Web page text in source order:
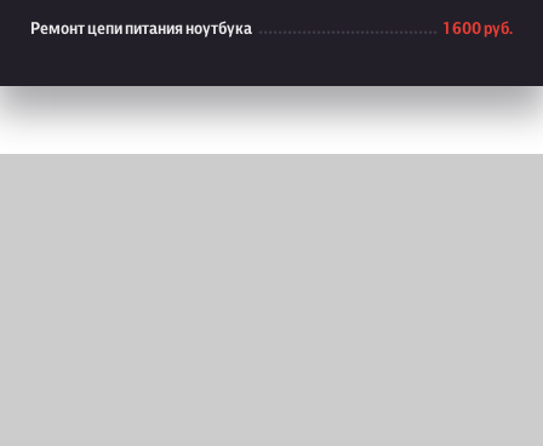
Ремонт цепи питания ноутбука 1 600 руб.